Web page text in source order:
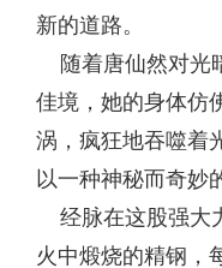
新的道路。
随着唐仙然对光
佳境，她的身体仿
涡，疯狂地吞噬着
以一种神秘而奇妙
经脉在这股强大
火中煅烧的精钢，